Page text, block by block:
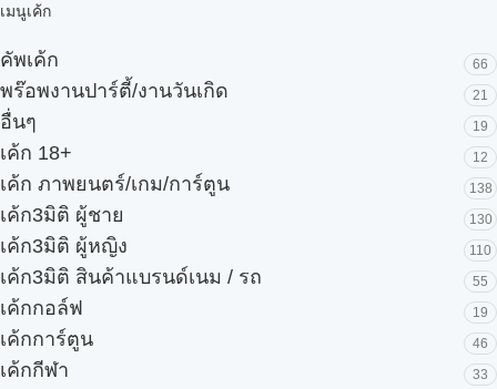
เมนูเค้ก
คัพเค้ก 66
พร๊อพงานปาร์ตี้/งานวันเกิด 21
อื่นๆ 19
เค้ก 18+ 12
เค้ก ภาพยนตร์/เกม/การ์ตูน 138
เค้ก3มิติ ผู้ชาย 130
เค้ก3มิติ ผู้หญิง 110
เค้ก3มิติ สินค้าแบรนด์เนม / รถ 55
เค้กกอล์ฟ 19
เค้กการ์ตูน 46
เค้กกีฬา 33